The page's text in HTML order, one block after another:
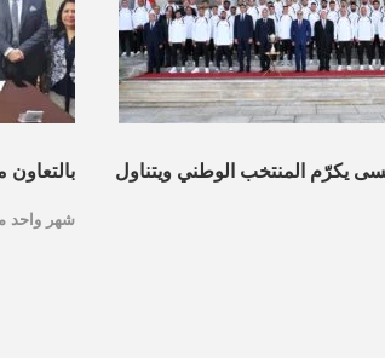
يكرّم المنتخب الوطني ويتناول
شهر